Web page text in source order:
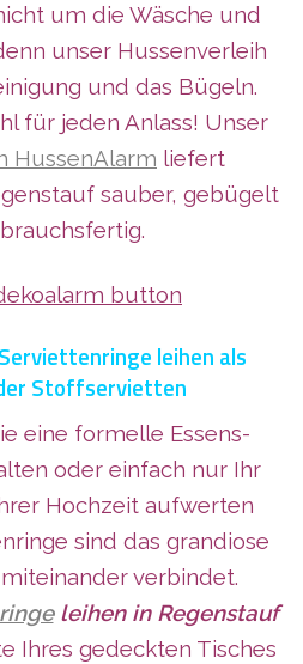
um die Wäsche und
unser Hussenverleih
und das Bügeln.
für jeden Anlass! Unser
HussenAlarm liefert
sauber, gebügelt
leihen als
Stoffservietten
eine formelle Essens-
oder einfach nur Ihr
Hochzeit aufwerten
sind das grandiose
verbindet.
leihen in Regenstauf
Ihres gedeckten Tisches